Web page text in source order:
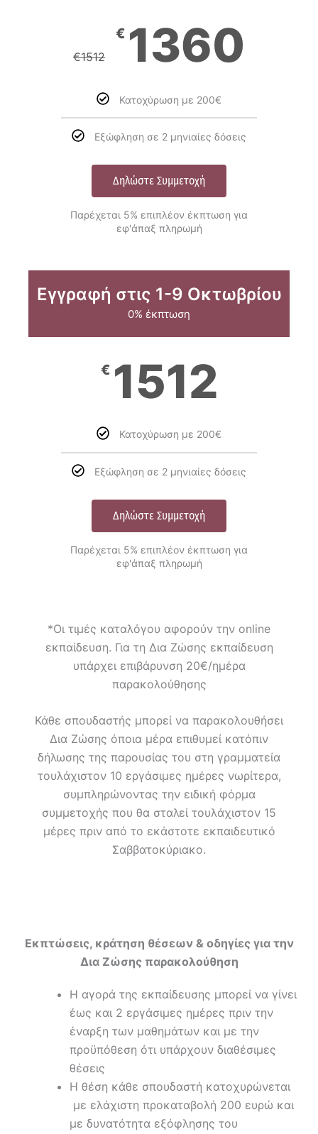
€1512
€ 1360
Κατοχύρωση με 200€
Εξώφληση σε 2 μηνιαίες δόσεις
Δηλώστε Συμμετοχή
Παρέχεται 5% επιπλέον έκπτωση για
εφ'άπαξ πληρωμή
Εγγραφή στις 1-9 Οκτωβρίου
0% έκπτωση
€ 1512
Κατοχύρωση με 200€
Εξώφληση σε 2 μηνιαίες δόσεις
Δηλώστε Συμμετοχή
Παρέχεται 5% επιπλέον έκπτωση για
εφ'άπαξ πληρωμή
*Οι τιμές καταλόγου αφορούν την online
εκπαίδευση. Για τη Δια Ζώσης εκπαίδευση
υπάρχει επιβάρυνση 20€/ημέρα
παρακολούθησης
Κάθε σπουδαστής μπορεί να παρακολουθήσει
Δια Ζώσης όποια μέρα επιθυμεί κατόπιν
δήλωσης της παρουσίας του στη γραμματεία
τουλάχιστον 10 εργάσιμες ημέρες νωρίτερα,
συμπληρώνοντας την ειδική φόρμα
συμμετοχής που θα σταλεί τουλάχιστον 15
μέρες πριν από το εκάστοτε εκπαιδευτικό
Σαββατοκύριακο.
Εκπτώσεις, κράτηση θέσεων & οδηγίες για την
Δια Ζώσης παρακολούθηση
Η αγορά της εκπαίδευσης μπορεί να γίνει
έως και 2 εργάσιμες ημέρες πριν την
έναρξη των μαθημάτων και με την
προϋπόθεση ότι υπάρχουν διαθέσιμες
θέσεις
Η θέση κάθε σπουδαστή κατοχυρώνεται
με ελάχιστη προκαταβολή 200 ευρώ και
με δυνατότητα εξόφλησης του